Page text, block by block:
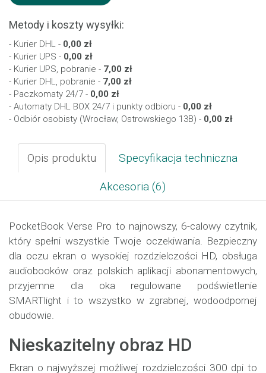
Metody i koszty wysyłki:
- Kurier DHL - 0,00 zł
- Kurier UPS - 0,00 zł
- Kurier UPS, pobranie - 7,00 zł
- Kurier DHL, pobranie - 7,00 zł
- Paczkomaty 24/7 - 0,00 zł
- Automaty DHL BOX 24/7 i punkty odbioru - 0,00 zł
- Odbiór osobisty (Wrocław, Ostrowskiego 13B) - 0,00 zł
Opis produktu Specyfikacja techniczna
Akcesoria (6)
PocketBook Verse Pro to najnowszy, 6-calowy czytnik,
który spełni wszystkie Twoje oczekiwania. Bezpieczny
dla oczu ekran o wysokiej rozdzielczości HD, obsługa
audiobooków oraz polskich aplikacji abonamentowych,
przyjemne dla oka regulowane podświetlenie
SMARTlight i to wszystko w zgrabnej, wodoodpornej
obudowie.
Nieskazitelny obraz HD
Ekran o najwyższej możliwej rozdzielczości 300 dpi to